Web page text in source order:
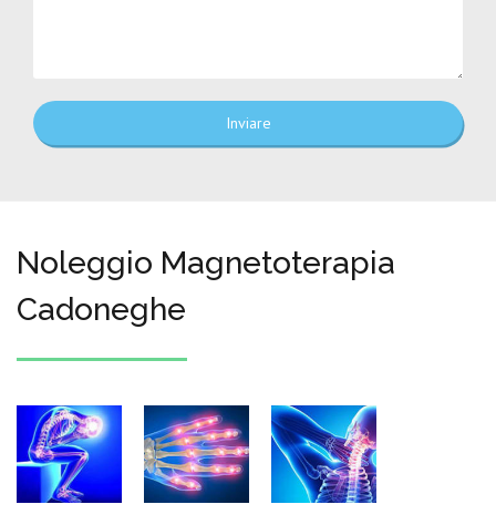
Inviare
Noleggio Magnetoterapia
Cadoneghe